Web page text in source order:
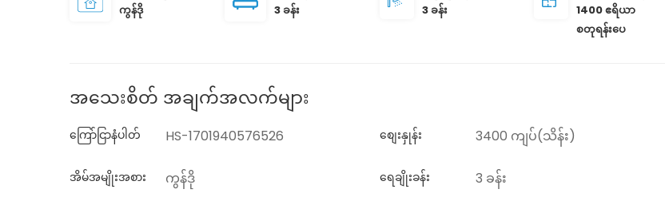
ကွန်ဒို 3 ခန်း 3 ခန်း
1400 ဧရိယာ
စတုရန်းပေ
အသေးစိတ် အချက်အလက်များ
ကြော်ငြာနံပါတ် HS-1701940576526 စျေးနှုန်း 3400 ကျပ်(သိန်း)
အိမ်အမျိုးအစား ကွန်ဒို ရေချိုးခန်း 3 ခန်း